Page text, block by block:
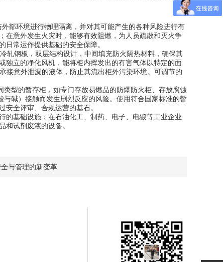
部环境进行物理隔离，并对其可能产生的各种风险进行有
在意外发生火灾时，能够有效阻燃，为人员疏散和灭火争
常运作提供基础的安全保障。
钢板，双层结构设计，中间填充防火隔热材料，确保其
独立的净化风机，能将柜内挥发出的有害气体以特定的面
接意外泄漏的液体，防止其流出柜外污染环境。可调节的
型的暂存柜，如专门存放易燃品的防爆防火柜、存放腐蚀
碱）接触而发生剧烈反应的风险。使用符合国家标准的暂
全评审、合规运营的基石。
基础设施；在石油化工、制药、电子、电镀等工业企业
试剂废液的设备。
与管理的新变革